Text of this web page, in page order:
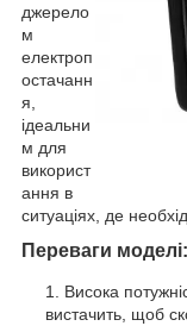
джерело
м
електроп
остачанн
я,
ідеальни
м для
використ
ання в
ситуаціях, де
Переваги моделі:
Висока
вистачить, щоб